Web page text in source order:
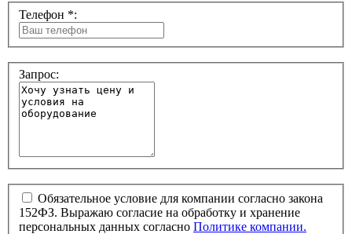
Телефон *:
Запрос:
Обязательное условие для компании согласно закона
152ФЗ. Выражаю согласие на обработку и хранение
персональных данных согласно Политике компании.